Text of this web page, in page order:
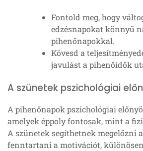
Fontold meg, hogy
edzésnapokat könnyű
pihenőnapokkal.
Kövesd a
javulást a pihenőidők
A szünetek pszichológiai
A pihenőnapok pszichológiai
amelyek éppoly fontosak, mint a
A szünetek segíthetnek megelőzni
fenntartani a motivációt,